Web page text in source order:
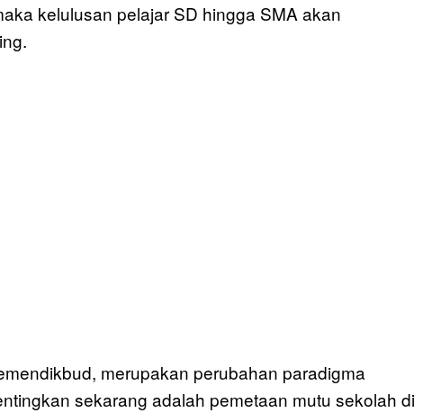
kelulusan pelajar SD hingga SMA akan
merupakan perubahan paradigma
sekarang adalah pemetaan mutu sekolah di